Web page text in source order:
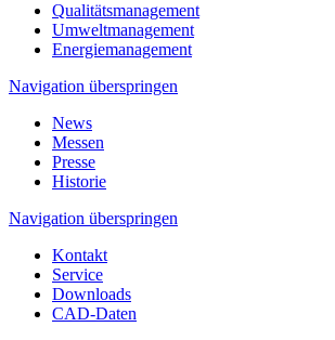
Qualitätsmanagement
Umweltmanagement
Energiemanagement
Navigation überspringen
News
Messen
Presse
Historie
Navigation überspringen
Kontakt
Service
Downloads
CAD-Daten